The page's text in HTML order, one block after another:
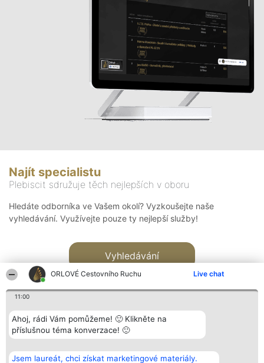
ORLOVÉ Cestovního Ruchu Live chat
11:00
Ahoj, rádi Vám pomůžeme! 🙂 Klikněte na
příslušnou téma konverzace! 🙂
Jsem laureát, chci získat marketingové materiály.
Najít specialistu
Plebiscit sdružuje těch nejlepších v oboru
Hledáte odborníka ve Vašem okolí? Vyzkoušejte naše
vyhledávání. Využívejte pouze ty nejlepší služby!
Vyhledávání
Bright Side Solutions sp. z o.
o. sp. k.
Vítězové
Seznam všech
Kontakt